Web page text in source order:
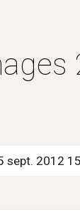
sept. 2012